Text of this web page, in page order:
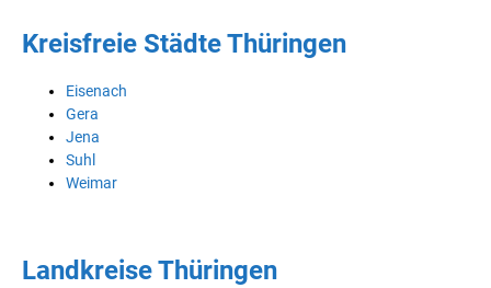
Kreisfreie Städte Thüringen
Eisenach
Gera
Jena
Suhl
Weimar
Landkreise Thüringen